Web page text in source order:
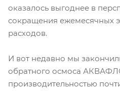
оказалось выгоднее в
сокращения ежемесячных
расходов.
И вот недавно мы
обратного осмоса
производительностью